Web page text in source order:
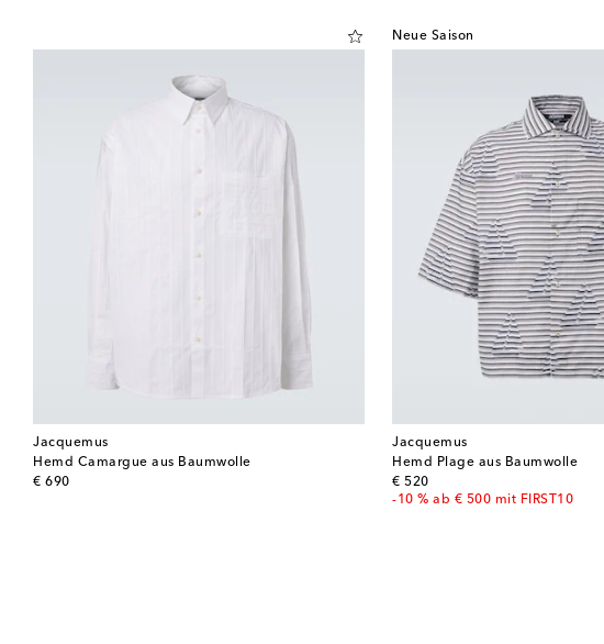
Jacquemus
Hemd Camargue aus Baumwolle
€ 690
original price
Neue Saison
Jacquemus
Hemd Plage aus Baumwolle
€ 520
original price
-10 % ab € 500 mit FIRST10